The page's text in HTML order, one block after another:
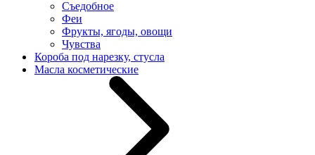
Съедобное
Феи
Фрукты, ягоды, овощи
Чувства
Короба под нарезку, стусла
Масла косметические